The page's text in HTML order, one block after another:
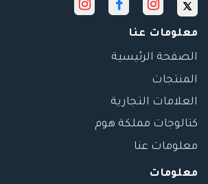
معلومات عنا
الصفحة الرئيسية
المنتجات
العلامات التجارية
كتالوجات مملكة هوم
معلومات عنا
معلومات